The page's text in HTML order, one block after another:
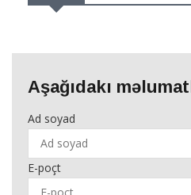
Aşağıdakı
Ad soyad
E-poçt